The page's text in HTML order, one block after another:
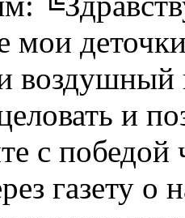
мои
воздушный
и
с
газету